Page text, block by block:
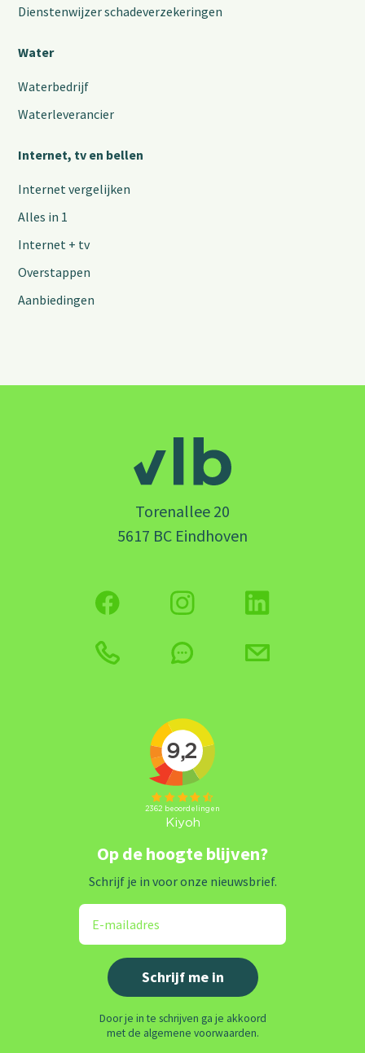
Dienstenwijzer schadeverzekeringen
Water
Waterbedrijf
Waterleverancier
Internet, tv en bellen
Internet vergelijken
Alles in 1
Internet + tv
Overstappen
Aanbiedingen
Torenallee 20
5617 BC Eindhoven
Op de hoogte blijven?
Schrijf je in voor onze nieuwsbrief.
Door je in te schrijven ga je akkoord
met de algemene voorwaarden.